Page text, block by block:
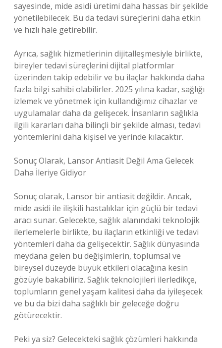
sayesinde, mide asidi üretimi daha hassas bir şekilde
yönetilebilecek. Bu da tedavi süreçlerini daha etkin
ve hızlı hale getirebilir.
Ayrıca, sağlık hizmetlerinin dijitalleşmesiyle birlikte,
bireyler tedavi süreçlerini dijital platformlar
üzerinden takip edebilir ve bu ilaçlar hakkında daha
fazla bilgi sahibi olabilirler. 2025 yılına kadar, sağlığı
izlemek ve yönetmek için kullandığımız cihazlar ve
uygulamalar daha da gelişecek. İnsanların sağlıkla
ilgili kararları daha bilinçli bir şekilde alması, tedavi
yöntemlerini daha kişisel ve yerinde kılacaktır.
Sonuç Olarak, Lansor Antiasit Değil Ama Gelecek
Daha İleriye Gidiyor
Sonuç olarak, Lansor bir antiasit değildir. Ancak,
mide asidi ile ilişkili hastalıklar için güçlü bir tedavi
aracı sunar. Gelecekte, sağlık alanındaki teknolojik
ilerlemelerle birlikte, bu ilaçların etkinliği ve tedavi
yöntemleri daha da gelişecektir. Sağlık dünyasında
meydana gelen bu değişimlerin, toplumsal ve
bireysel düzeyde büyük etkileri olacağına kesin
gözüyle bakabiliriz. Sağlık teknolojileri ilerledikçe,
toplumların genel yaşam kalitesi daha da iyileşecek
ve bu da bizi daha sağlıklı bir geleceğe doğru
götürecektir.
Peki ya siz? Gelecekteki sağlık çözümleri hakkında